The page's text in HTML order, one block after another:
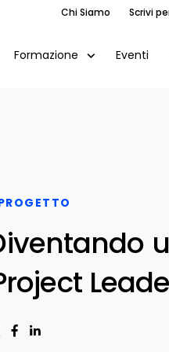
Chi Siamo Scrivi
Formazione Eventi
through Email
this page
on Pinterest
Share on Twitter
Share on Facebook